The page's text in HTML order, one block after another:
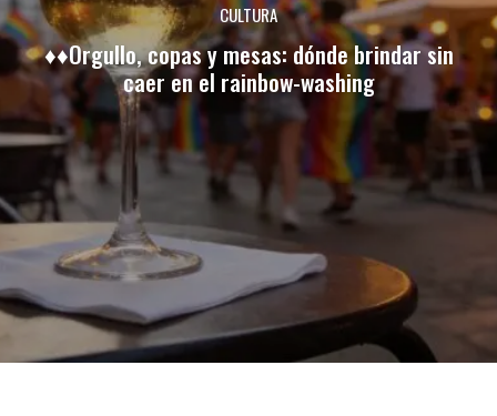
CULTURA
♦♦Orgullo, copas y mesas: dónde brindar sin
caer en el rainbow-washing